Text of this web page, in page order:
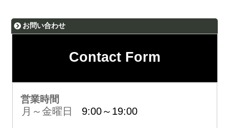
お問い合わせ
Contact Form
営業時間
月～金曜日 9:00～19:00